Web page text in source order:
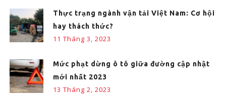
Thực trạng ngành vận tải Việt Nam: Cơ hội
hay thách thức?
11 Tháng 3, 2023
Mức phạt dừng ô tô giữa đường cập nhật
mới nhất 2023
13 Tháng 2, 2023